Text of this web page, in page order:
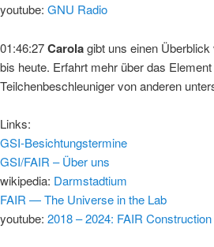
youtube: GNU Radio
01:46:27Carolagibt uns einen
bis heute. Erfahrt mehr über das
Teilchenbeschleuniger von anderen
Links:
GSI-Besichtungstermine
GSI/FAIR – Über uns
wikipedia: Darmstadtium
FAIR — The Universe in the Lab
youtube: 2018 – 2024: FAIR